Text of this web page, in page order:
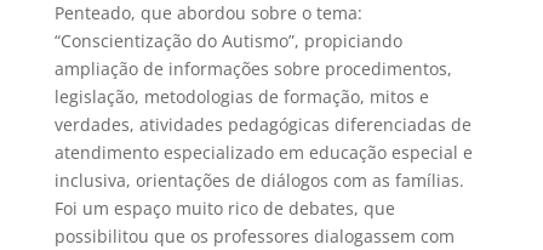
Penteado, que abordou sobre o tema:
“Conscientização do Autismo”, propiciando
ampliação de informações sobre procedimentos,
legislação, metodologias de formação, mitos e
verdades, atividades pedagógicas diferenciadas de
atendimento especializado em educação especial e
inclusiva, orientações de diálogos com as famílias.
Foi um espaço muito rico de debates, que
possibilitou que os professores dialogassem com